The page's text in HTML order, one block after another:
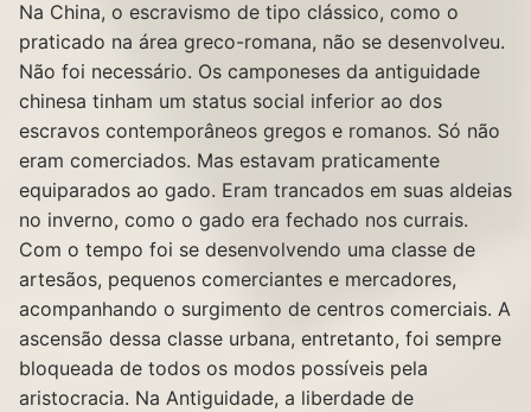
Na China, o escravismo de tipo clássico, como o
praticado na área greco-romana, não se desenvolveu.
Não foi necessário. Os camponeses da antiguidade
chinesa tinham um status social inferior ao dos
escravos contemporâneos gregos e romanos. Só não
eram comerciados. Mas estavam praticamente
equiparados ao gado. Eram trancados em suas aldeias
no inverno, como o gado era fechado nos currais.
Com o tempo foi se desenvolvendo uma classe de
artesãos, pequenos comerciantes e mercadores,
acompanhando o surgimento de centros comerciais. A
ascensão dessa classe urbana, entretanto, foi sempre
bloqueada de todos os modos possíveis pela
aristocracia. Na Antiguidade, a liberdade de